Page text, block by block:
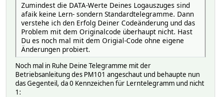
Zumindest die DATA-Werte Deines Logauszuges sind
afaik keine Lern- sondern Standardtelegramme. Dann
verstehe ich den Erfolg Deiner Codeänderung und das
Problem mit dem Originalcode überhaupt nicht. Hast
Du es noch mal mit dem Origial-Code ohne eigene
Änderungen probiert.
Noch mal in Ruhe Deine Telegramme mit der
Betriebsanleitung des PM101 angeschaut und behaupte nun
das Gegenteil, da 0 Kennzeichen für Lerntelegramm und nicht
1: